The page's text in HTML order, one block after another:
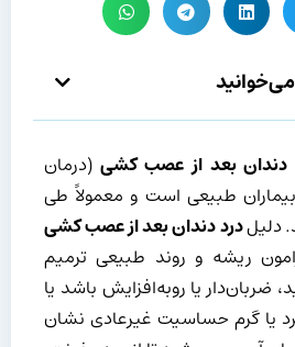
دندان بعد از عصب کشی (درمان
طبیعی است و معمولاً طی
دلیلدرد دندان بعد از عصب کشی
ریشه و روند طبیعی ترمیم
ضربان‌دار یا رو‌به‌افزایش باشد یا
یا گرم حساسیت غیرعادی نشان